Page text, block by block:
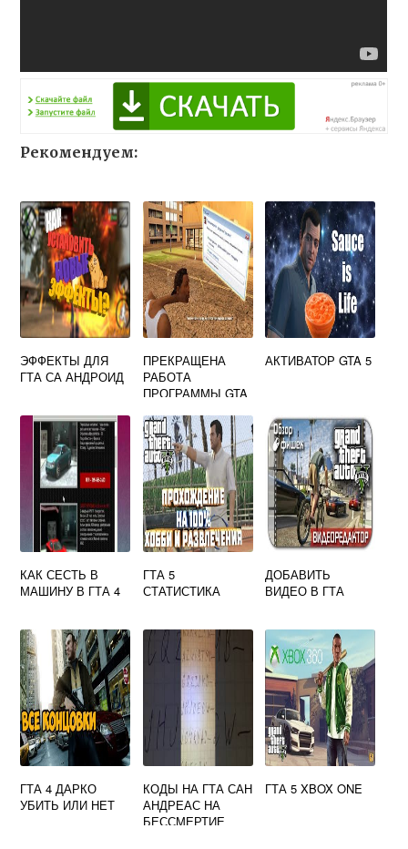
Рекомендуем:
ЭФФЕКТЫ ДЛЯ
ГТА СА АНДРОИД
ПРЕКРАЩЕНА
РАБОТА
ПРОГРАММЫ GTA
АКТИВАТОР GTA 5
КАК СЕСТЬ В
МАШИНУ В ГТА 4
ГТА 5
СТАТИСТИКА
ДОБАВИТЬ
ВИДЕО В ГТА
ГТА 4 ДАРКО
УБИТЬ ИЛИ НЕТ
КОДЫ НА ГТА САН
АНДРЕАС НА
БЕССМЕРТИЕ
ГТА 5 XBOX ONE